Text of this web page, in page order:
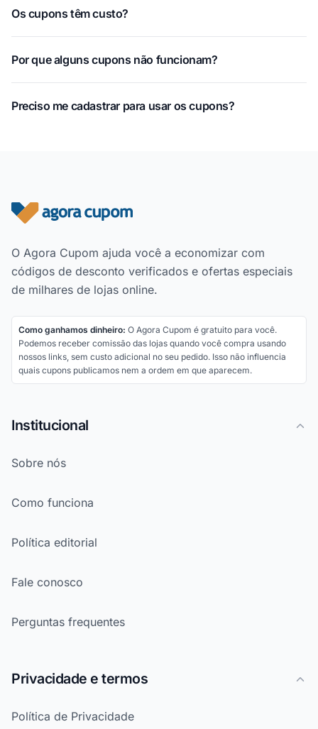
Os cupons têm custo?
Por que alguns cupons não funcionam?
Preciso me cadastrar para usar os cupons?
Rodapé do site
O Agora Cupom ajuda você a economizar com
códigos de desconto verificados e ofertas especiais
de milhares de lojas online.
Como ganhamos dinheiro: O Agora Cupom é gratuito para você.
Podemos receber comissão das lojas quando você compra usando
nossos links, sem custo adicional no seu pedido. Isso não influencia
quais cupons publicamos nem a ordem em que aparecem.
Institucional
Sobre nós
Como funciona
Política editorial
Fale conosco
Perguntas frequentes
Privacidade e termos
Política de Privacidade